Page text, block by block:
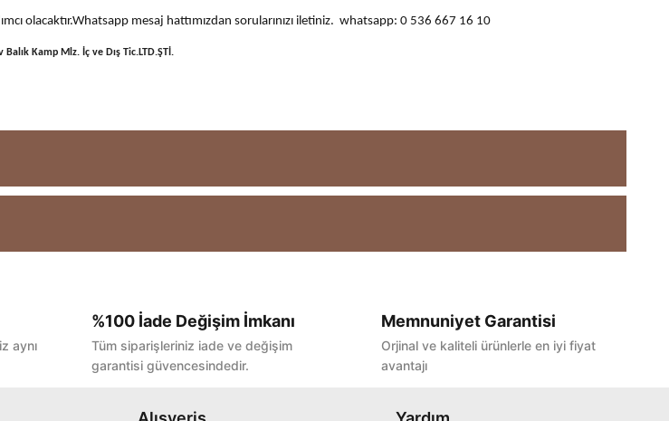
olacaktır.Whatsapp mesaj hattımızdan sorularınızı iletiniz. whatsapp: 0 536 667 16 10
Balık Kamp Mlz. İç ve Dış Tic.LTD.ŞTİ.
ilk yorumu siz yapın!
aynı
%100 İade Değişim İmkanı
Tüm siparişleriniz iade ve değişim
garantisi güvencesindedir.
Memnuniyet Garantisi
Orjinal ve kaliteli ürünlerle en iyi fiyat
avantajı